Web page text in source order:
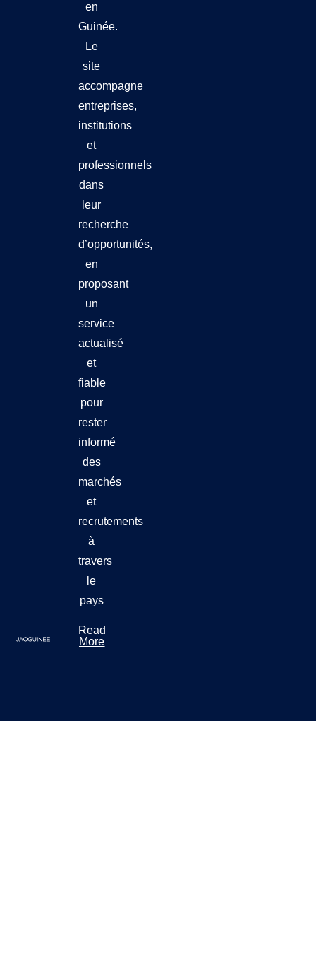
en
Guinée.
Le
site
accompagne
entreprises,
institutions
et
professionnels
dans
leur
recherche
d’opportunités,
en
proposant
un
service
actualisé
et
fiable
pour
rester
informé
des
marchés
et
recrutements
à
travers
le
pays
Read
More